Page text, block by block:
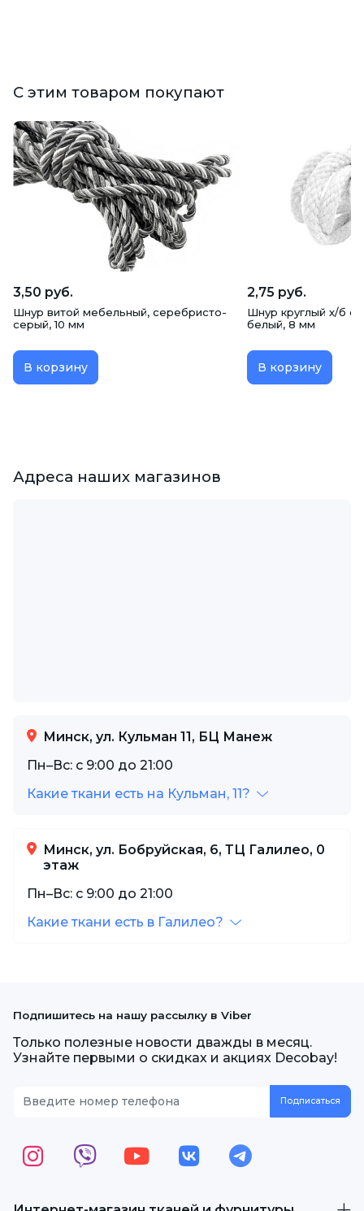
С этим товаром покупают
3,50 руб.
Шнур витой мебельный, серебристо-
серый, 10 мм
В корзину
2,75 руб.
Шнур круглый х/б c
белый, 8 мм
В корзину
Адреса наших магазинов
Минск, ул. Кульман 11, БЦ Манеж
Пн–Вс: с 9:00 до 21:00
Какие ткани есть на Кульман, 11?
Минск, ул. Бобруйская, 6, ТЦ Галилео, 0
этаж
Пн–Вс: с 9:00 до 21:00
Какие ткани есть в Галилео?
Подпишитесь на нашу рассылку в Viber
Только полезные новости дважды в месяц.
Узнайте первыми о скидках и акциях Decobay!